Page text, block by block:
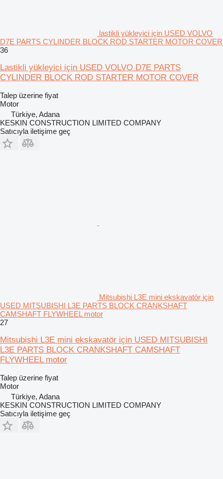
lastikli yükleyici için USED VOLVO
D7E PARTS CYLINDER BLOCK ROD STARTER MOTOR COVER
36
Lastikli yükleyici için USED VOLVO D7E PARTS
CYLINDER BLOCK ROD STARTER MOTOR COVER
Talep üzerine fiyat
Motor
Türkiye, Adana
KESKIN CONSTRUCTION LIMITED COMPANY
Satıcıyla iletişime geç
Mitsubishi L3E mini ekskavatör için
USED MITSUBISHI L3E PARTS BLOCK CRANKSHAFT
CAMSHAFT FLYWHEEL motor
27
Mitsubishi L3E mini ekskavatör için USED MITSUBISHI
L3E PARTS BLOCK CRANKSHAFT CAMSHAFT
FLYWHEEL motor
Talep üzerine fiyat
Motor
Türkiye, Adana
KESKIN CONSTRUCTION LIMITED COMPANY
Satıcıyla iletişime geç